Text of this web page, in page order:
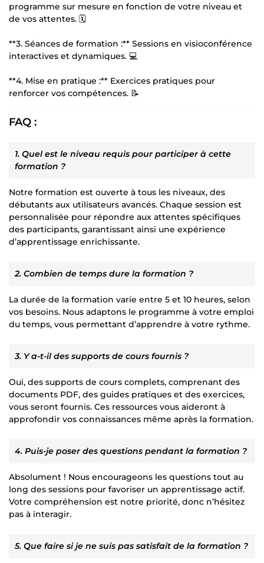
programme sur mesure en fonction de votre niveau et
de vos attentes. 🗓️
**3. Séances de formation :** Sessions en visioconférence
interactives et dynamiques. 💻
**4. Mise en pratique :** Exercices pratiques pour
renforcer vos compétences. 📝
FAQ :
1. Quel est le niveau requis pour participer à cette
formation ?
Notre formation est ouverte à tous les niveaux, des
débutants aux utilisateurs avancés. Chaque session est
personnalisée pour répondre aux attentes spécifiques
des participants, garantissant ainsi une expérience
d’apprentissage enrichissante.
2. Combien de temps dure la formation ?
La durée de la formation varie entre 5 et 10 heures, selon
vos besoins. Nous adaptons le programme à votre emploi
du temps, vous permettant d’apprendre à votre rythme.
3. Y a-t-il des supports de cours fournis ?
Oui, des supports de cours complets, comprenant des
documents PDF, des guides pratiques et des exercices,
vous seront fournis. Ces ressources vous aideront à
approfondir vos connaissances même après la formation.
4. Puis-je poser des questions pendant la formation ?
Absolument ! Nous encourageons les questions tout au
long des sessions pour favoriser un apprentissage actif.
Votre compréhension est notre priorité, donc n’hésitez
pas à interagir.
5. Que faire si je ne suis pas satisfait de la formation ?